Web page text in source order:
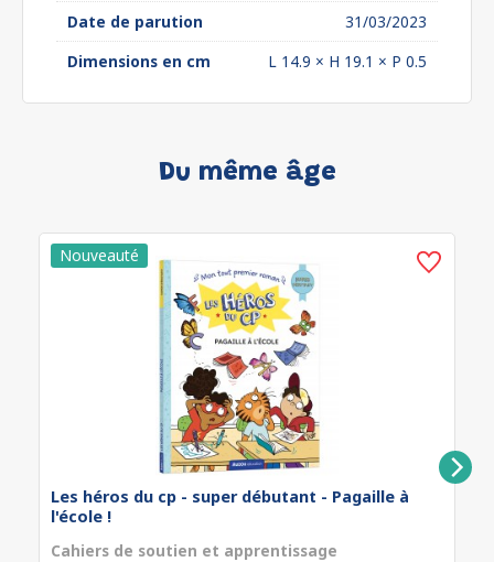
Date de parution
31/03/2023
Dimensions en cm
L 14.9 × H 19.1 × P 0.5
Du même âge
Les héros du cp - super débutant - Pagaille à
l'école !
Cahiers de soutien et apprentissage